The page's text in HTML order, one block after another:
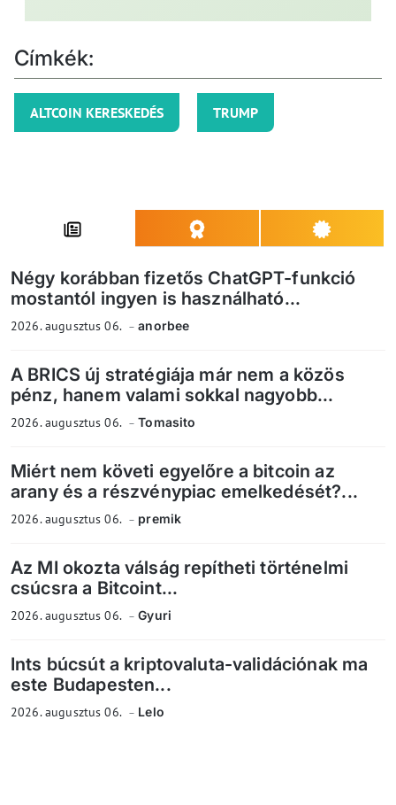
Címkék:
ALTCOIN KERESKEDÉS TRUMP
Négy korábban fizetős ChatGPT-funkció
mostantól ingyen is használható...
2026. augusztus 06. anorbee
A BRICS új stratégiája már nem a közös
pénz, hanem valami sokkal nagyobb...
2026. augusztus 06. Tomasito
Miért nem követi egyelőre a bitcoin az
arany és a részvénypiac emelkedését?...
2026. augusztus 06. premik
Az MI okozta válság repítheti történelmi
csúcsra a Bitcoint...
2026. augusztus 06. Gyuri
Ints búcsút a kriptovaluta-validációnak ma
este Budapesten...
2026. augusztus 06. Lelo